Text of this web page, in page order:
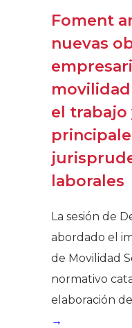
Foment
nuevas
el trabajo
laborales
La sesión de
abordado el
de Movilidad
normativo
elaboración
→